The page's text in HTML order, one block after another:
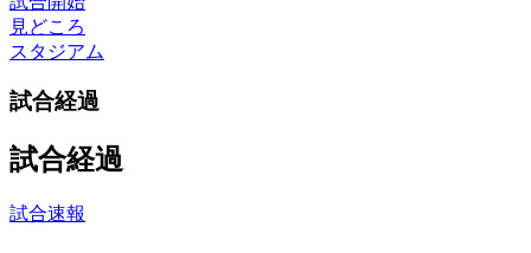
見どころ
スタジアム
試合経過
試合経過
試合速報